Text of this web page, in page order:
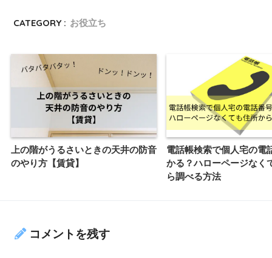
CATEGORY : お役立ち
上の階がうるさいときの天井の防音
のやり方【賃貸】
電話帳検索で個人宅の電
かる？ハローページなく
ら調べる方法
コメントを残す